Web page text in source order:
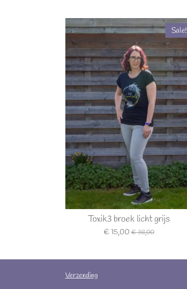
Sale!
Toxik3 broek licht grijs
€ 15,00 € 38,00
Verzending